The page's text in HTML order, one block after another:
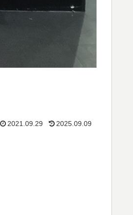
2021.09.29 2025.09.09